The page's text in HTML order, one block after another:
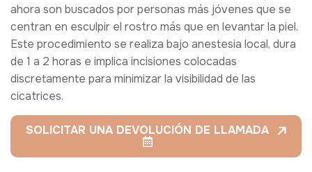
ahora son buscados por personas más jóvenes que se
centran en esculpir el rostro más que en levantar la piel.
Este procedimiento se realiza bajo anestesia local, dura
de 1 a 2 horas e implica incisiones colocadas
discretamente para minimizar la visibilidad de las
cicatrices.
SOLICITAR UNA DEVOLUCIÓN DE LLAMADA